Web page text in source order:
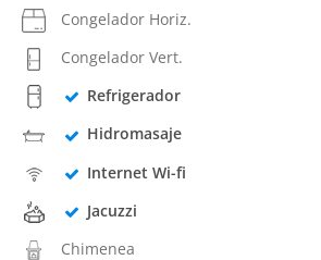
Congelador Horiz.
Congelador Vert.
Refrigerador
Hidromasaje
Internet Wi-fi
Jacuzzi
Chimenea